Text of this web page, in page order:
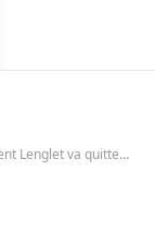
va quitter Barcelone !